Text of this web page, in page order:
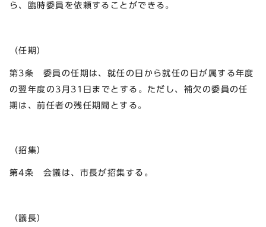
ら、臨時委員を依頼することができる。
（任期）
第3条 委員の任期は、就任の日から就任の日が属する年度
の翌年度の3月31日までとする。ただし、補欠の委員の任
期は、前任者の残任期間とする。
（招集）
第4条 会議は、市長が招集する。
（議長）